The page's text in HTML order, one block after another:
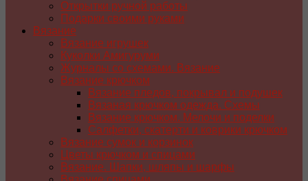
Открытки ручной работы
Подарки своими руками
Вязание
Вязание игрушек
Куколки Амигуруми
Журналы со схемами. Вязание
Вязание крючком
Вязание пледов, покрывал и подушек
Вязаная крючком одежда. Схемы
Вязание крючком. Мелочи и поделки
Салфетки, скатерти и коврики крючком
Вязание сумок и корзинок
Цветы крючком и спицами
Вязание. Шапки, шляпы и шарфы